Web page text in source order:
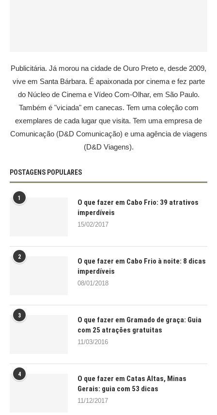
Publicitária. Já morou na cidade de Ouro Preto e, desde 2009,
vive em Santa Bárbara. É apaixonada por cinema e fez parte
do Núcleo de Cinema e Vídeo Com-Olhar, em São Paulo.
Também é "viciada" em canecas. Tem uma coleção com
exemplares de cada lugar que visita. Tem uma empresa de
Comunicação (D&D Comunicação) e uma agência de viagens
(D&D Viagens).
POSTAGENS POPULARES
1
O que fazer em Cabo Frio: 39 atrativos
imperdíveis
15/02/2017
2
O que fazer em Cabo Frio à noite: 8 dicas
imperdíveis
08/01/2018
3
O que fazer em Gramado de graça: Guia
com 25 atrações gratuitas
11/03/2016
4
O que fazer em Catas Altas, Minas
Gerais: guia com 53 dicas
11/12/2017